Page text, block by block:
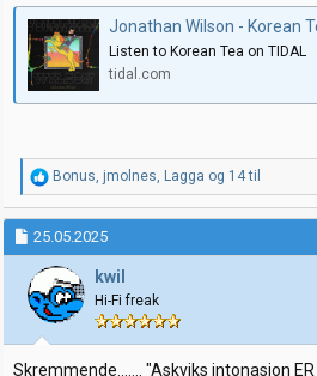
Jonathan Wilson - Korean
Listen to Korean Tea on TIDAL
tidal.com
R
e
a
k
j
o
n
e
r
:
Bonus jmolnes Lagga og 14 til
25.05.2025
kwil
Hi-Fi freak
Skremmende....... "Askviks intonasjon